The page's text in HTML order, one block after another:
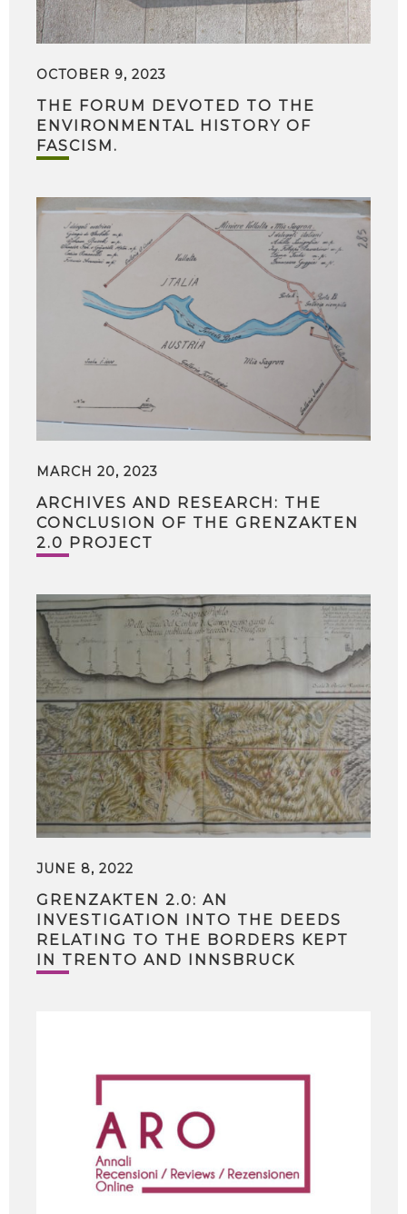
OCTOBER 9, 2023
THE FORUM DEVOTED TO THE
ENVIRONMENTAL HISTORY OF
FASCISM.
MARCH 20, 2023
ARCHIVES AND RESEARCH: THE
CONCLUSION OF THE GRENZAKTEN
2.0 PROJECT
JUNE 8, 2022
GRENZAKTEN 2.0: AN
INVESTIGATION INTO THE DEEDS
RELATING TO THE BORDERS KEPT
IN TRENTO AND INNSBRUCK